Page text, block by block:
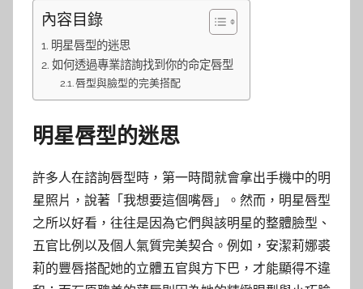
內容目錄
明星唇型的迷思
如何透過專業諮詢找到你的命定唇型
唇型與臉型的完美搭配
明星唇型的迷思
許多人在諮詢唇型時，第一時間就會拿出手機中的明
星照片，說著「我想要這個嘴唇」。然而，明星唇型
之所以好看，往往是因為它們與該明星的整體臉型、
五官比例以及個人氣質完美契合。例如，安潔莉娜裘
莉的豐唇搭配她的立體五官與方下巴，才能顯得不違